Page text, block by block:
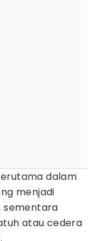
dalam
menjadi
sementara
atau cedera